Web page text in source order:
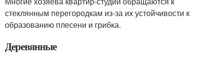
стеклянным перегородкам из-за их устойчивости к
образованию плесени и грибка.
Деревянные